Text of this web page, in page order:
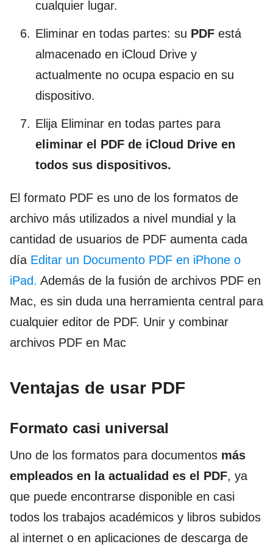
cualquier lugar.
Eliminar en todas partes: su PDF está
almacenado en iCloud Drive y
actualmente no ocupa espacio en su
dispositivo.
Elija Eliminar en todas partes para
eliminar el PDF de iCloud Drive en
todos sus dispositivos.
El formato PDF es uno de los formatos de
archivo más utilizados a nivel mundial y la
cantidad de usuarios de PDF aumenta cada
día Editar un Documento PDF en iPhone o
iPad. Además de la fusión de archivos PDF en
Mac, es sin duda una herramienta central para
cualquier editor de PDF. Unir y combinar
archivos PDF en Mac
Ventajas de usar PDF
Formato casi universal
Uno de los formatos para documentos más
empleados en la actualidad es el PDF, ya
que puede encontrarse disponible en casi
todos los trabajos académicos y libros subidos
al internet o en aplicaciones de descarga de